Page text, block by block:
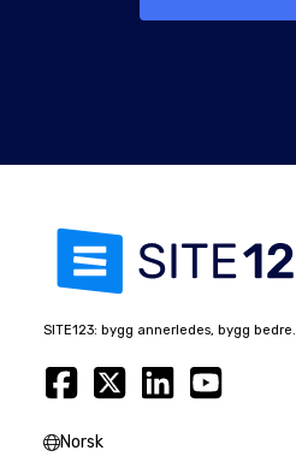
SITE123: bygg annerledes, bygg bedre.
Norsk